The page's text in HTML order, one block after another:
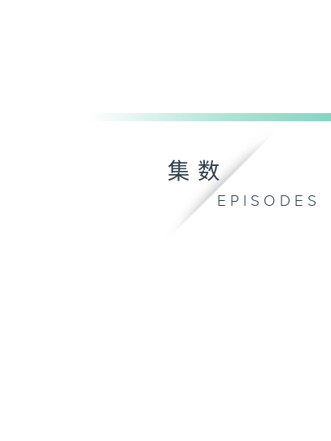
集数
EPISODES